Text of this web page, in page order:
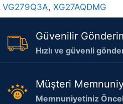
VG279Q3A, XG27AQDMG
Güvenilir
Hızlı ve güvenli
Müşteri
Memnuniyetiniz